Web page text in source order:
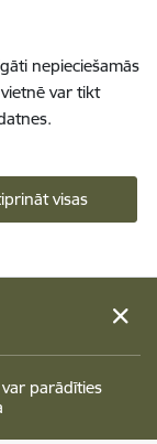
nepieciešamās
var tikt
visas
parādīties